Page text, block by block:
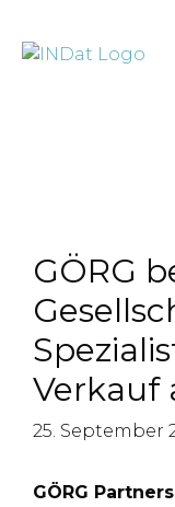
GÖRG
Verkauf
25. September
GÖRG